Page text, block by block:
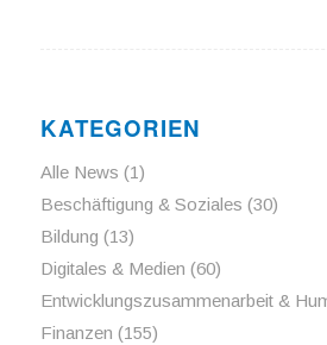
KATEGORIEN
Alle News (1)
Beschäftigung & Soziales (30)
Bildung (13)
Digitales & Medien (60)
Entwicklungszusammenarbeit &
Finanzen (155)